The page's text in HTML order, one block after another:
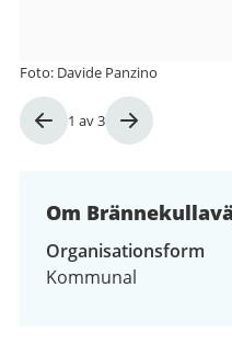
Bild
1 av3
Foto: Davide Panzino
Om
Organisationsform
Kommunal